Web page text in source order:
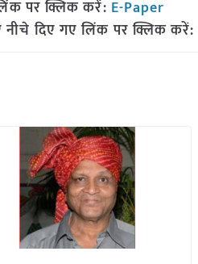
पर क्लिक करें: E-Paper
दिए गए लिंक पर क्लिक करें: